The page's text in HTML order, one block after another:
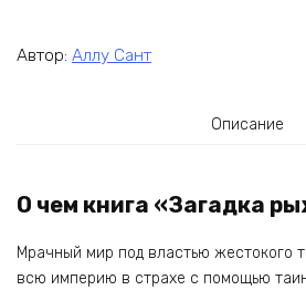
Автор: Аллу Сант
Описание
О чем книга «Загадка
Мрачный мир под властью жестокого
всю империю в страхе с помощью